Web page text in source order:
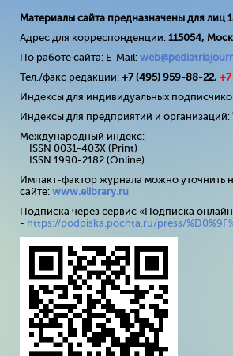
Материалы сайта предназначены для лиц
Адрес для корреспонденции: 115054,
По работе сайта: E-Mail:
Тел./факс редакции: +7 (495) 959-88-22, +7
Индексы для индивидуальных
Индексы для предприятий и организаций:
Международный индекс:
ISSN 0031-403X (Print)
ISSN 1990-2182 (Online)
Импакт-фактор журнала можно уточнить
сайте: www.elibrary.ru
Подписка через сервис «Подписка
- https://podpiska.pochta.ru/press/